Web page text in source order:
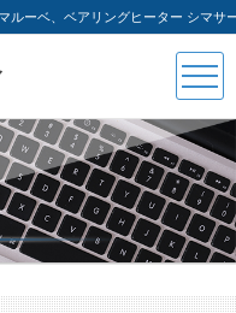
ルーベ、ベアリングヒーター シマ